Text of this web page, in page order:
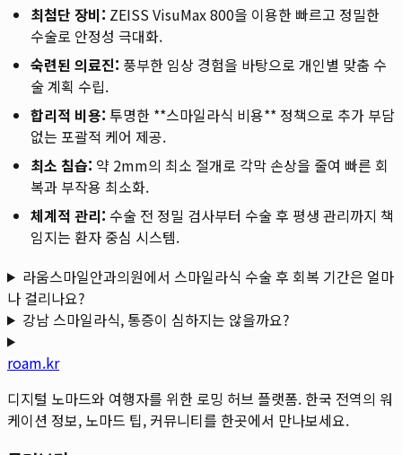
최첨단 장비: ZEISS VisuMax 800을 이용한 빠르고 정밀한
수술로 안정성 극대화.
숙련된 의료진: 풍부한 임상 경험을 바탕으로 개인별 맞춤 수
술 계획 수립.
합리적 비용: 투명한 **스마일라식 비용** 정책으로 추가 부담
없는 포괄적 케어 제공.
최소 침습: 약 2mm의 최소 절개로 각막 손상을 줄여 빠른 회
복과 부작용 최소화.
체계적 관리: 수술 전 정밀 검사부터 수술 후 평생 관리까지 책
임지는 환자 중심 시스템.
라움스마일안과의원에서 스마일라식 수술 후 회복 기간은 얼마
나 걸리나요?
강남 스마일라식, 통증이 심하지는 않을까요?
roam.kr
디지털 노마드와 여행자를 위한 로밍 허브 플랫폼. 한국 전역의 워
케이션 정보, 노마드 팁, 커뮤니티를 한곳에서 만나보세요.